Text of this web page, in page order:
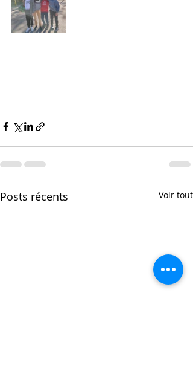
Posts récents Voir tout